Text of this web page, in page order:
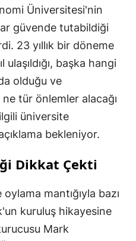
Üniversitesi'nin
güvende tutabildiği
23 yıllık bir döneme
başka hangi
olduğu ve
tür önlemler alacağı
üniversite
bekleniyor.
Dikkat Çekti
oylama mantığıyla bazı
kuruluş hikayesine
Mark